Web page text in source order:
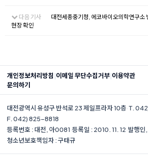
다음 기사
대전세종중기청, 에코바이오의학연구소
현장 확인
개인정보처리방침 |이메일 무단수집거부|이용약관
문의하기
대전광역시 유성구 반석로 23 제일프라자 10층·T.
F. 042) 825-8818
등록번호 : 대전, 아0081·등록일 : 2010. 11. 12·발행인
청소년보호책임자 : 구태규